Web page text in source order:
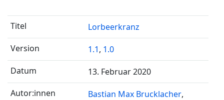
Lorbeerkranz
1.1, 1.0
13. Februar 2020
Bastian Max Brucklacher